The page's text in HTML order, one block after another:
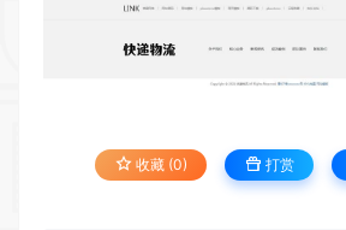
收藏 (0) 打赏